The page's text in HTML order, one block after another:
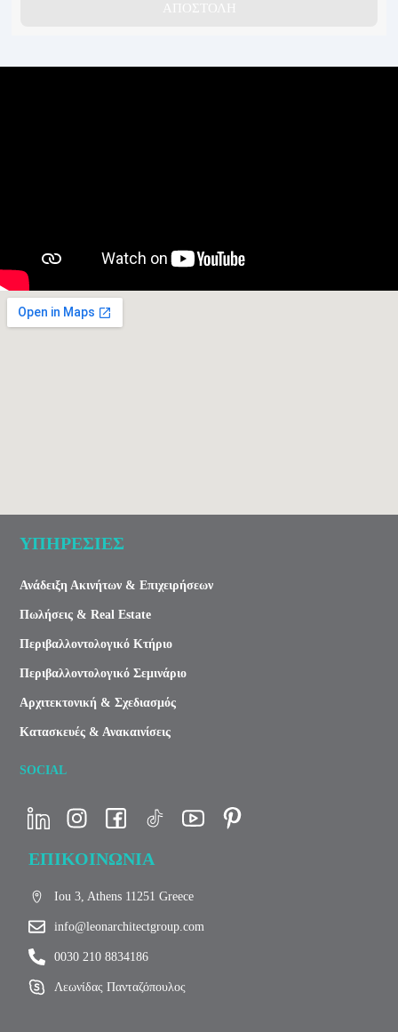
ΑΠΟΣΤΟΛΗ
ΥΠΗΡΕΣΙΕΣ
Ανάδειξη Ακινήτων & Επιχειρήσεων
Πωλήσεις & Real Estate
Περιβαλλοντολογικό Κτήριο
Περιβαλλοντολογικό Σεμινάριο
Αρχιτεκτονική & Σχεδιασμός
Κατασκευές & Ανακαινίσεις
SOCIAL
ΕΠΙΚΟΙΝΩΝΙΑ
Iou 3, Athens 11251 Greece
info@leonarchitectgroup.com
0030 210 8834186
Λεωνίδας Πανταζόπουλος